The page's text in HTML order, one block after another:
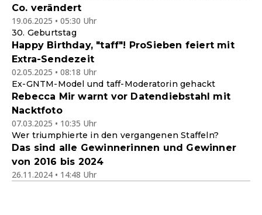
Co. verändert
19.06.2025 • 05:30 Uhr
30. Geburtstag
Happy Birthday, "taff"! ProSieben feiert mit
Extra-Sendezeit
02.05.2025 • 08:18 Uhr
Ex-GNTM-Model und taff-Moderatorin gehackt
Rebecca Mir warnt vor Datendiebstahl mit
Nacktfoto
07.03.2025 • 10:35 Uhr
Wer triumphierte in den vergangenen Staffeln?
Das sind alle Gewinnerinnen und Gewinner
von 2016 bis 2024
26.11.2024 • 14:48 Uhr